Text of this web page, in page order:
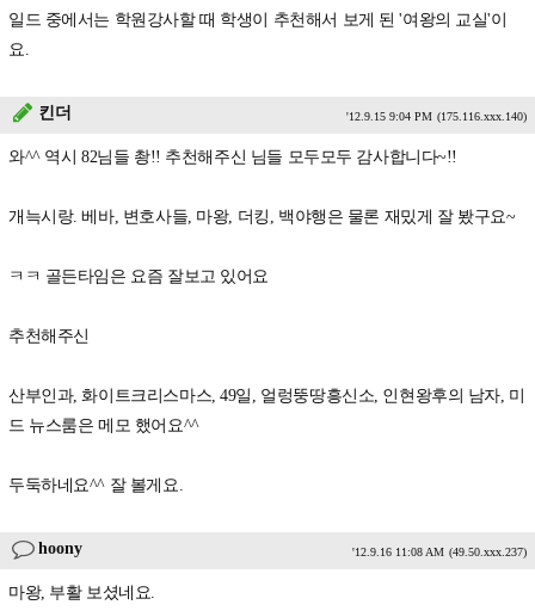
일드 중에서는 학원강사할 때 학생이 추천해서 보게 된 '여왕의 교실'이
요.
킨더 '12.9.15 9:04 PM (175.116.xxx.140)
와^^ 역시 82님들 촹!! 추천해주신 님들 모두모두 감사합니다~!!
개늑시랑. 베바, 변호사들, 마왕, 더킹, 백야행은 물론 재밌게 잘 봤구요~
ㅋㅋ 골든타임은 요즘 잘보고 있어요
추천해주신
산부인과, 화이트크리스마스, 49일, 얼렁뚱땅흥신소, 인현왕후의 남자, 미
드 뉴스룸은 메모 했어요^^
두둑하네요^^ 잘 볼게요.
hoony '12.9.16 11:08 AM (49.50.xxx.237)
마왕, 부활 보셨네요.